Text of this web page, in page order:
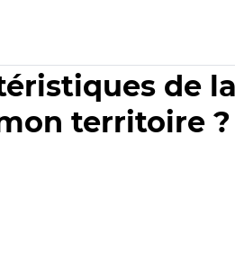
de
territoire ?